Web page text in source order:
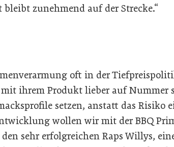
zunehmend auf der Strecke.“
oft in der
ihrem Produkt lieber auf Nummer
setzen, anstatt das Risiko
wollen wir mit der BBQ
sehr erfolgreichen Raps Willys,